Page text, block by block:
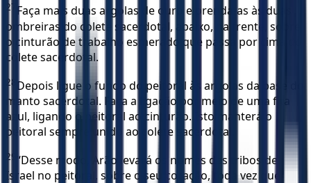
27 Faça mais duas argolas de ouro e prenda-as às duas
ombreiras do colete sacerdotal, abaixo, na frente, sobre
o cinturão de trabalho esmerado que passa por cima do
colete sacerdotal.
28 Depois ligue o fundo do peitoral às argolas da base do
manto sacerdotal. Faça a ligação por meio de uma fita
azul, ligando o peitoral ao cinturão. Isto manterá o
peitoral sempre unido ao colete sacerdotal.
29 “Desse modo, Arão levará os nomes das tribos de
Israel no peitoral, sobre o seu coração, toda vez que